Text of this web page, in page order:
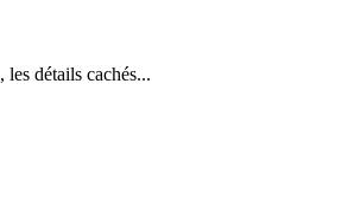
détails cachés...